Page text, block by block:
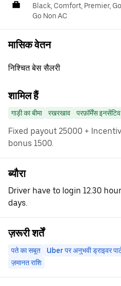
Black, Comfort, Premier,
Go Non AC
मासिक वेतन
निश्चित बेस सैलरी
शामिल हैं
गाड़ी का बीमा रखरखाव परफ़ॉर्मेंस इनसेंटिव
Fixed payout 25000 +
bonus 1500.
ब्यौरा
Driver have to login 12.30
days.
ज़रूरी शर्तें
पते का सबूत Uber पर अनुभवी ड्राइवर
ज़मानत राशि